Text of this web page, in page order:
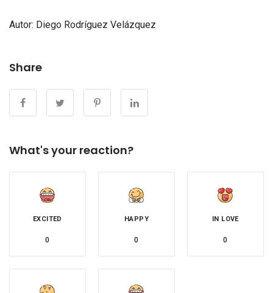
Autor: Diego Rodríguez Velázquez
Share
What's your reaction?
EXCITED
0
HAPPY
0
IN LOVE
0